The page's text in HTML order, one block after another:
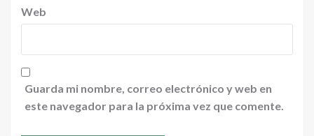
Web
Guarda mi nombre, correo electrónico y web en
este navegador para la próxima vez que comente.